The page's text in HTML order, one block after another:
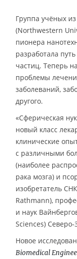
Группа учёных
(Northwestern
пионера
разработала
частиц. Теперь
проблемы
заболеваний,
другого.
«Сферическая
новый класс
клинические
с различными
(наиболее
рака мозга) и
изобретатель
Rathmann),
и наук
Sciences)
Новое
Biomedical